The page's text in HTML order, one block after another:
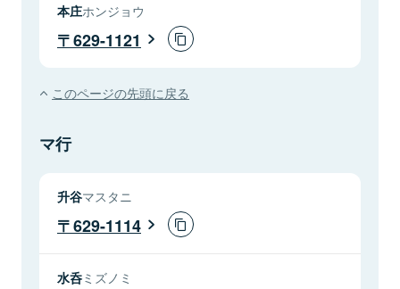
本庄ホンジョウ
629-1121
このページの先頭に戻る
マ行
升谷マスタニ
629-1114
水呑ミズノミ